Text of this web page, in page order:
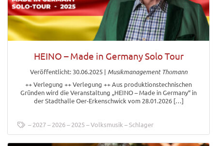
HEINO – Made in Germany Solo Tour
Veröffentlicht: 30.06.2025| Musikmanagement Thomann
++ Verlegung ++ Verlegung ++ Aus produktionstechnischen
Gründen wird die Veranstaltung „HEINO – Made in Germany“ in
der Stadthalle Oer-Erkenschwick vom 28.01.2026 […]
2027 2026 2025 Volksmusik Schlager